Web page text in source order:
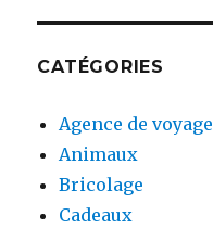
CATÉGORIES
Agence de voyage
Animaux
Bricolage
Cadeaux